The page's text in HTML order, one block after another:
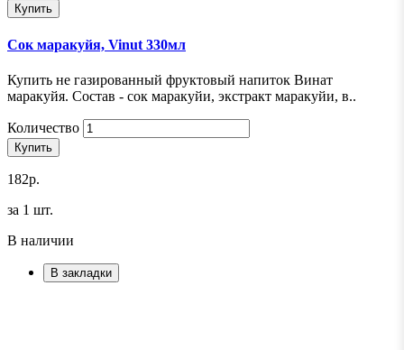
Купить
Сок маракуйя, Vinut 330мл
Купить не газированный фруктовый напиток Винат
маракуйя. Состав - сок маракуйи, экстракт маракуйи, в..
Количество
Купить
182р.
за 1 шт.
В наличии
В закладки